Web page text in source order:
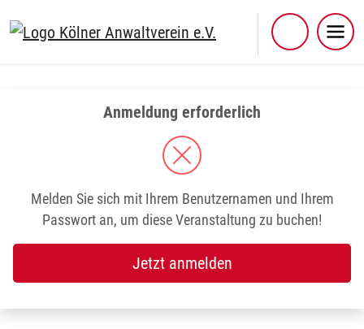
Anmeldung erforderlich
Melden Sie sich mit Ihrem Benutzernamen und Ihrem
Passwort an, um diese Veranstaltung zu buchen!
Jetzt anmelden